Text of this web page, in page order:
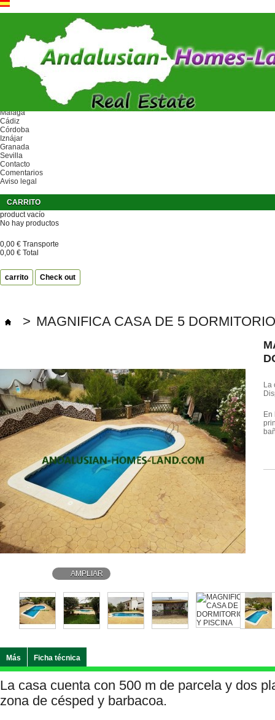
Ref.
Málaga
Cádiz
Córdoba
Iznájar
Granada
Sevilla
Contacto
Comentarios
Aviso legal
CARRITO
product vacío
No hay productos
0,00 € Transporte
0,00 € Total
carrito Check out
> MAGNIFICA CASA DE 5
AMPLIAR
La
Más Ficha técnica
La casa cuenta con 500 m de parcela y dos
zona de césped y barbacoa.